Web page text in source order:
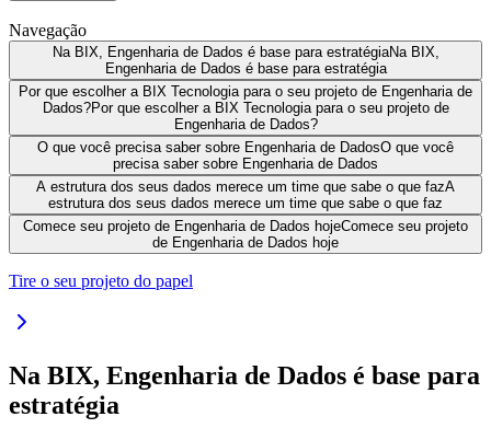
Navegação
Na BIX, Engenharia de Dados é base para estratégiaNa BIX,
Engenharia de Dados é base para estratégia
Por que escolher a BIX Tecnologia para o seu projeto de Engenharia de
Dados?Por que escolher a BIX Tecnologia para o seu projeto de
Engenharia de Dados?
O que você precisa saber sobre Engenharia de DadosO que você
precisa saber sobre Engenharia de Dados
A estrutura dos seus dados merece um time que sabe o que fazA
estrutura dos seus dados merece um time que sabe o que faz
Comece seu projeto de Engenharia de Dados hojeComece seu projeto
de Engenharia de Dados hoje
Tire o seu projeto do papel
Na BIX, Engenharia de Dados é base para
estratégia